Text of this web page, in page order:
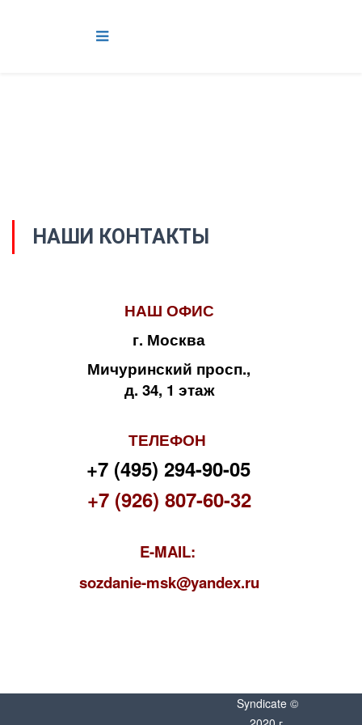
НАШИ КОНТАКТЫ
НАШ ОФИС
г. Москва
Мичуринский просп.,
д. 34, 1 этаж
ТЕЛЕФОН
+7 (495) 294-90-05
+7 (926) 807-60-32
E-MAIL:
sozdanie-msk@yandex.ru
Syndicate ©